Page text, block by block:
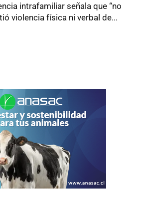
intrafamiliar señala que “no
violencia física ni verbal de...